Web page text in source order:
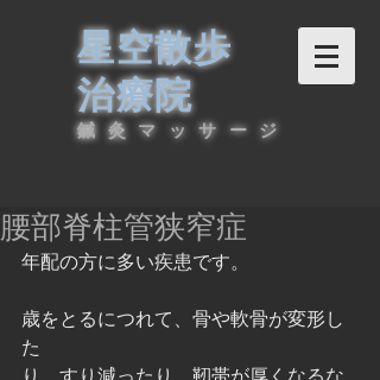
星空散歩
治療院
鍼灸マッサージ
腰部脊柱管狭窄症
年配の方に多い疾患です。
歳をとるにつれて、骨や軟骨が変形し
た
り、すり減ったり、靭帯が厚くなるな